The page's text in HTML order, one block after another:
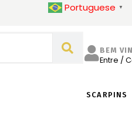
Portuguese ▼
BEM
Entre /
SCARPINS